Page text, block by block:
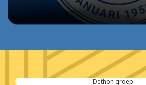
Drewi renovatie